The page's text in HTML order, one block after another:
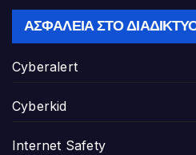
ΑΣΦΆΛΕΙΑ ΣΤΟ
Cyberalert
Cyberkid
Internet Safety